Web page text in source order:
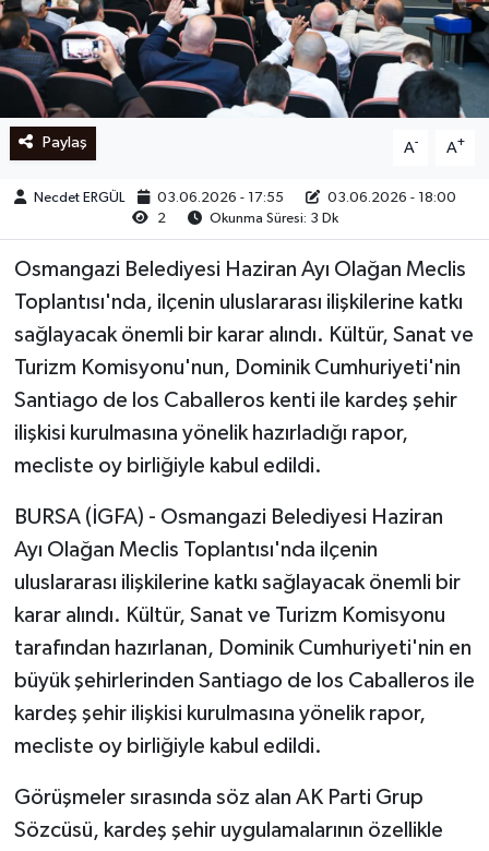
Paylaş A- A+
Necdet ERGÜL 03.06.2026 - 17:55
03.06.2026 - 18:00
2
Okunma Süresi: 3 Dk
Osmangazi Belediyesi Haziran Ayı Olağan Meclis
Toplantısı'nda, ilçenin uluslararası ilişkilerine katkı
sağlayacak önemli bir karar alındı. Kültür, Sanat ve
Turizm Komisyonu'nun, Dominik Cumhuriyeti'nin
Santiago de los Caballeros kenti ile kardeş şehir
ilişkisi kurulmasına yönelik hazırladığı rapor,
mecliste oy birliğiyle kabul edildi.
BURSA (İGFA) - Osmangazi Belediyesi Haziran
Ayı Olağan Meclis Toplantısı'nda ilçenin
uluslararası ilişkilerine katkı sağlayacak önemli bir
karar alındı. Kültür, Sanat ve Turizm Komisyonu
tarafından hazırlanan, Dominik Cumhuriyeti'nin en
büyük şehirlerinden Santiago de los Caballeros ile
kardeş şehir ilişkisi kurulmasına yönelik rapor,
mecliste oy birliğiyle kabul edildi.
Görüşmeler sırasında söz alan AK Parti Grup
Sözcüsü, kardeş şehir uygulamalarının özellikle
Ege
İletişim
Künye
Yerel